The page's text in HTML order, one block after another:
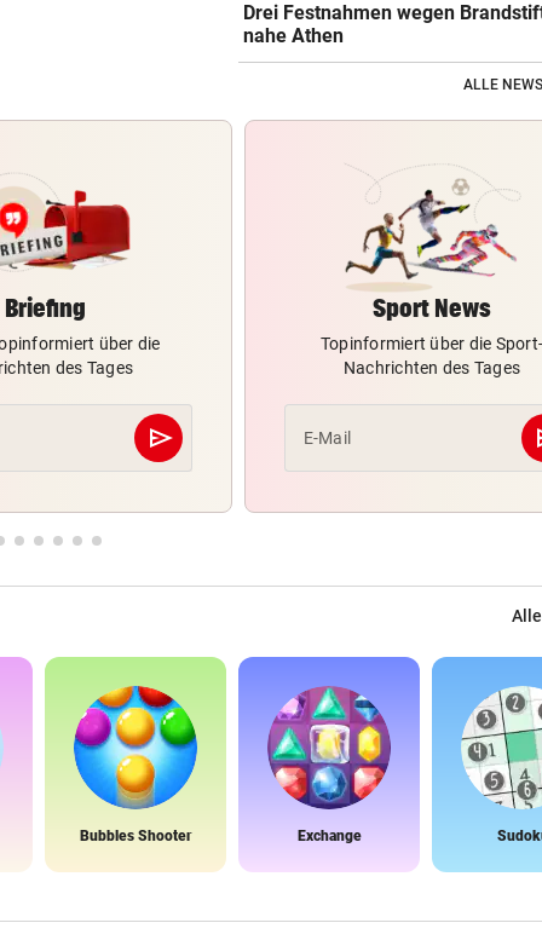
Drei Festnahmen wegen
nahe Athen
ALLE
Briefing
über die
des Tages
send
Abschicken
Sport News
Topinformiert über die Sport-
Nachrichten des Tages
E-Mail
Bubbles Shooter Exchange